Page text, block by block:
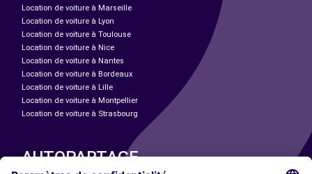
Location de voiture à Marseille
Location de voiture à Lyon
Location de voiture à Toulouse
Location de voiture à Nice
Location de voiture à Nantes
Location de voiture à Bordeaux
Location de voiture à Lille
Location de voiture à Montpellier
Location de voiture à Strasbourg
AUTOPARTAGE